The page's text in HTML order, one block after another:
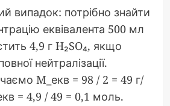
випадок: потрібно знайти
еквівалента 500 мл
4,9 г H₂SO₄, якщо
нейтралізації.
M_екв = 98 / 2 = 49 г/
= 4,9 / 49 = 0,1 моль.